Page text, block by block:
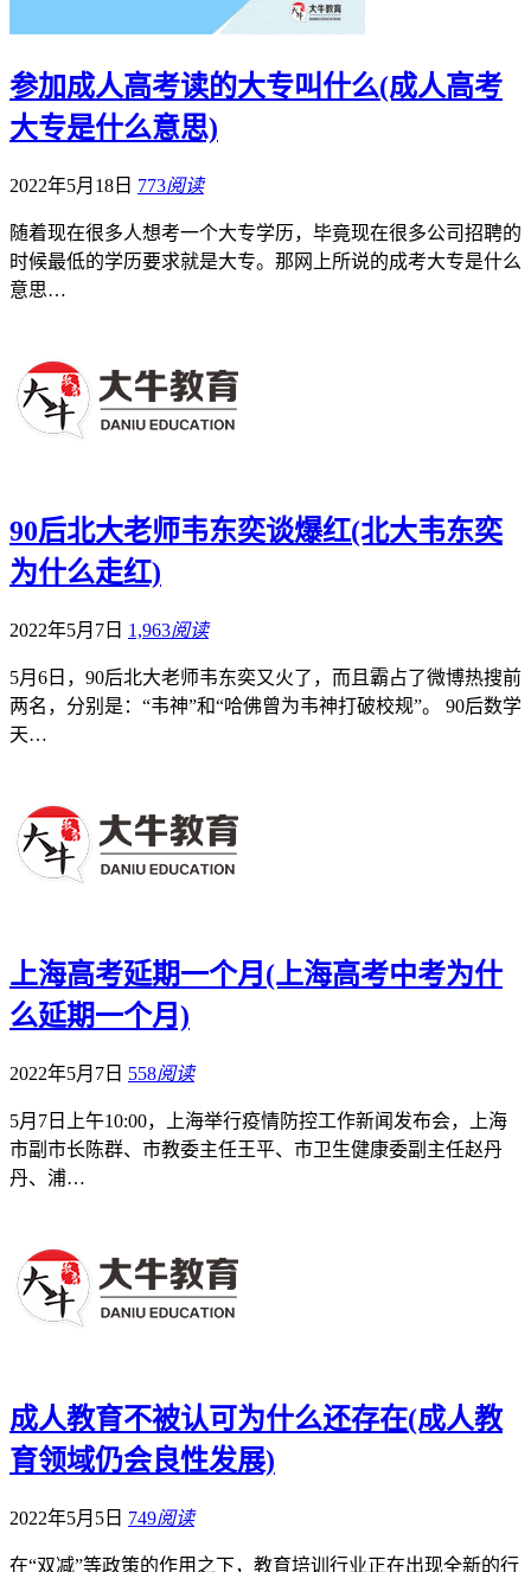
参加成人高考读的大专叫什么(成人高考
大专是什么意思)
2022年5月18日 773阅读
随着现在很多人想考一个大专学历，毕竟现在很多公司招聘的
时候最低的学历要求就是大专。那网上所说的成考大专是什么
意思…
90后北大老师韦东奕谈爆红(北大韦东奕
为什么走红)
2022年5月7日 1,963阅读
5月6日，90后北大老师韦东奕又火了，而且霸占了微博热搜前
两名，分别是：“韦神”和“哈佛曾为韦神打破校规”。 90后数学
天…
上海高考延期一个月(上海高考中考为什
么延期一个月)
2022年5月7日 558阅读
5月7日上午10:00，上海举行疫情防控工作新闻发布会，上海
市副市长陈群、市教委主任王平、市卫生健康委副主任赵丹
丹、浦…
成人教育不被认可为什么还存在(成人教
育领域仍会良性发展)
2022年5月5日 749阅读
在“双减”等政策的作用之下，教育培训行业正在出现全新的行